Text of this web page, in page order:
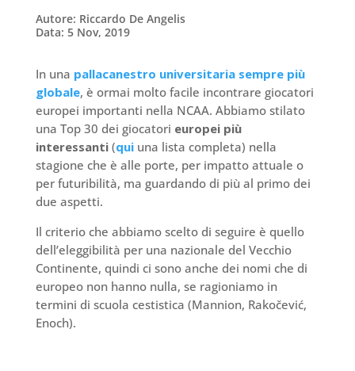
Autore: Riccardo De Angelis
Data: 5 Nov, 2019
In una pallacanestro universitaria sempre più
globale, è ormai molto facile incontrare giocatori
europei importanti nella NCAA. Abbiamo stilato
una Top 30 dei giocatori europei più
interessanti(quiuna lista completa) nella
stagione che è alle porte, per impatto attuale o
per futuribilità, ma guardando di più al primo dei
due aspetti.
Il criterio che abbiamo scelto di seguire è quello
dell’eleggibilità per una nazionale del Vecchio
Continente, quindi ci sono anche dei nomi che di
europeo non hanno nulla, se ragioniamo in
termini di scuola cestistica (Mannion, Rakočević,
Enoch).